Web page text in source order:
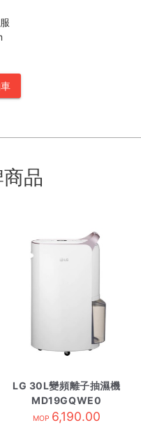
品
LG 30L變頻離子抽濕機
MD19GQWE0
MOP 6,190.00